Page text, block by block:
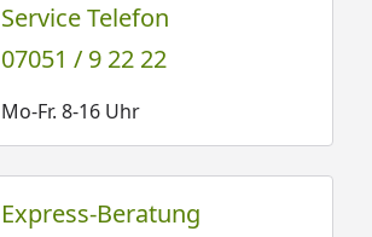
Service Telefon
07051 / 9 22 22
Mo-Fr. 8-16 Uhr
Express-Beratung